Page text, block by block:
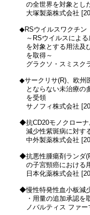
の全世界を対象とした
大塚製薬株式会社
◆RSウイルスワクチン
～RSウイルスによる
を対象とする用法及び
を取得～
グラクソ・スミスクラ
◆サークリサ(R)、欧州
とならない未治療の多
を受領
サノフィ株式会社
◆抗CD20モノクローナ
減少性紫斑病に対す
中外製薬株式会社
◆抗悪性腫瘍剤ランダ
の子宮頸癌における用
日本化薬株式会社
◆慢性特発性血小板減
・用量の追加承認を
ノバルティス ファー